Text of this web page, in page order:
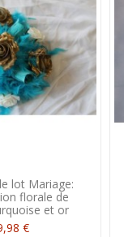
lot Mariage:
florale de
et or
€